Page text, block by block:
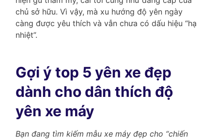
chủ sở hữu. Vì vậy, mà xu hướng độ yên ngày
càng được yêu thích và vẫn chưa có dấu hiệu “hạ
nhiệt”.
Gợi ý top 5 yên xe đẹp
dành cho dân thích độ
yên xe máy
Bạn đang tìm kiếm mẫu xe máy đẹp cho “chiến